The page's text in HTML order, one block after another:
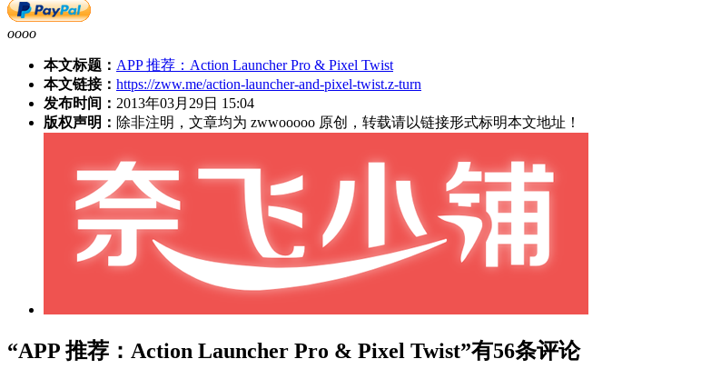
oooo
本文标题： APP 推荐：Action Launcher Pro & Pixel Twist
本文链接： https://zww.me/action-launcher-and-pixel-twist.z-turn
发布时间： 2013年03月29日 15:04
版权声明： 除非注明，文章均为 zwwooooo 原创，转载请以链接形式标明本文地址！
“APP 推荐：Action Launcher Pro & Pixel Twist”有56条评论